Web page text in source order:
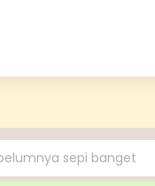
sepi banget